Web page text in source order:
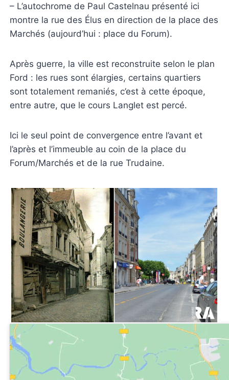
– L’autochrome de Paul Castelnau présenté ici
montre la rue des Élus en direction de la place des
Marchés (aujourd’hui : place du Forum).
Après guerre, la ville est reconstruite selon le plan
Ford : les rues sont élargies, certains quartiers
sont totalement remaniés, c’est à cette époque,
entre autre, que le cours Langlet est percé.
Ici le seul point de convergence entre l’avant et
l’après et l’immeuble au coin de la place du
Forum/Marchés et de la rue Trudaine.